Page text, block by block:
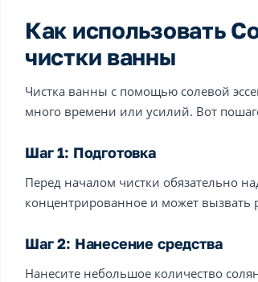
Как использовать
чистки ванны
Чистка ванны с помощью солевой
много времени или усилий. Вот
Шаг 1: Подготовка
Перед началом чистки обязательно
концентрированное и может вызвать
Шаг 2: Нанесение средства
Нанесите небольшое количество